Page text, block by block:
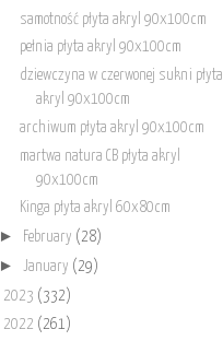
samotność płyta akryl 90x100cm
pełnia płyta akryl 90x100cm
dziewczyna w czerwonej sukni płyta
akryl 90x100cm
archiwum płyta akryl 90x100cm
martwa natura CB płyta akryl
90x100cm
Kinga płyta akryl 60x80cm
► February (28)
► January (29)
2023 (332)
2022 (261)